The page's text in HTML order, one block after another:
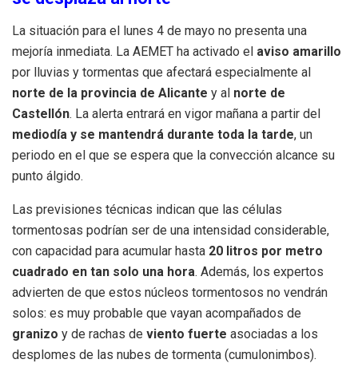
La situación para el lunes 4 de mayo no presenta una
mejoría inmediata. La AEMET ha activado el aviso amarillo
por lluvias y tormentas que afectará especialmente al
norte de la provincia de Alicante y al norte de
Castellón. La alerta entrará en vigor mañana a partir del
mediodía y se mantendrá durante toda la tarde, un
periodo en el que se espera que la convección alcance su
punto álgido.
Las previsiones técnicas indican que las células
tormentosas podrían ser de una intensidad considerable,
con capacidad para acumular hasta 20 litros por metro
cuadrado en tan solo una hora. Además, los expertos
advierten de que estos núcleos tormentosos no vendrán
solos: es muy probable que vayan acompañados de
granizo y de rachas de viento fuerte asociadas a los
desplomes de las nubes de tormenta (cumulonimbos).